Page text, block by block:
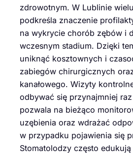
zdrowotnym. W Lublinie
podkreśla znaczenie
na wykrycie chorób zębów i
wczesnym stadium. Dzięki
uniknąć kosztownych i
zabiegów chirurgicznych
kanałowego. Wizyty
odbywać się przynajmniej
pozwala na bieżąco
uzębienia oraz wdrażać
w przypadku pojawienia się
Stomatolodzy często